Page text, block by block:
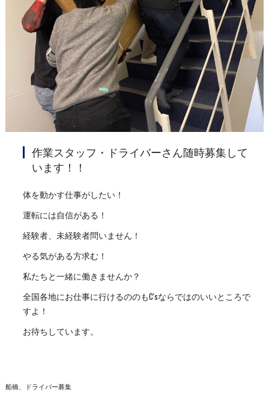
作業スタッフ・ドライバーさん随時募集して
います！！
体を動かす仕事がしたい！
運転には自信がある！
経験者、未経験者問いません！
やる気がある方求む！
私たちと一緒に働きませんか？
全国各地にお仕事に行けるののもC'sならではのいいところで
すよ！
お待ちしています。
船橋、ドライバー募集